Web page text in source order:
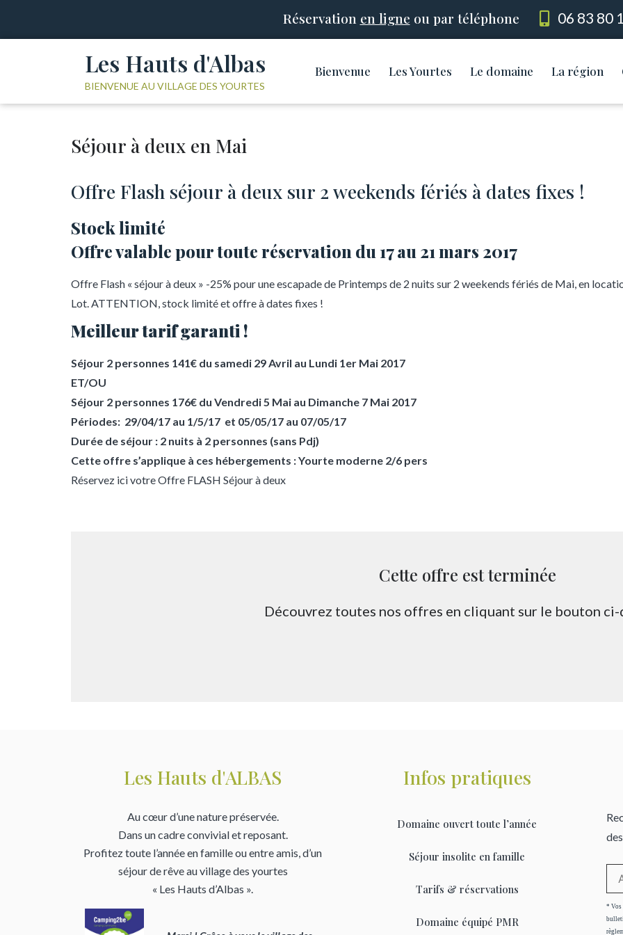
Réservation en ligne ou par téléphone 06 83 80
Les Hauts d'Albas
BIENVENUE AU VILLAGE DES YOURTES
Bienvenue Les Yourtes Le domaine La région
Séjour à deux en Mai
Offre Flash séjour à deux sur 2 weekends fériés à dates fixes !
Stock limité
Offre valable pour toute réservation du 17 au 21 mars 2017
Offre Flash « séjour à deux » -25% pour une escapade de Printemps de 2 nuits sur 2 weekends fériés de Mai, en
Lot. ATTENTION, stock limité et offre à dates fixes !
Meilleur tarif garanti !
Séjour 2 personnes 141€ du samedi 29 Avril au Lundi 1er Mai 2017
ET/OU
Séjour 2 personnes 176€ du Vendredi 5 Mai au Dimanche 7 Mai 2017
Périodes: 29/04/17 au 1/5/17 et 05/05/17 au 07/05/17
Durée de séjour : 2 nuits à 2 personnes (sans Pdj)
Cette offre s’applique à ces hébergements : Yourte moderne 2/6 pers
Réservez ici votre Offre FLASH Séjour à deux
Cette offre est terminée
Découvrez toutes nos offres en cliquant sur le bouton ci-
Les Hauts d'ALBAS
Au cœur d’une nature préservée.
Dans un cadre convivial et reposant.
Profitez toute l’année en famille ou entre amis, d’un
séjour de rêve au village des yourtes
« Les Hauts d’Albas ».
Infos pratiques
Domaine ouvert toute l’année
Séjour insolite en famille
Tarifs & réservations
Domaine équipé PMR
* Vos